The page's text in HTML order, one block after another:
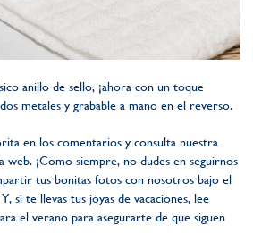
anillo de sello, ¡ahora con un toque
metales y grabable a mano en el reverso.
en los comentarios y consulta nuestra
web. ¡Como siempre, no dudes en seguirnos
tus bonitas fotos con nosotros bajo el
si te llevas tus joyas de vacaciones, lee
el verano para asegurarte de que siguen